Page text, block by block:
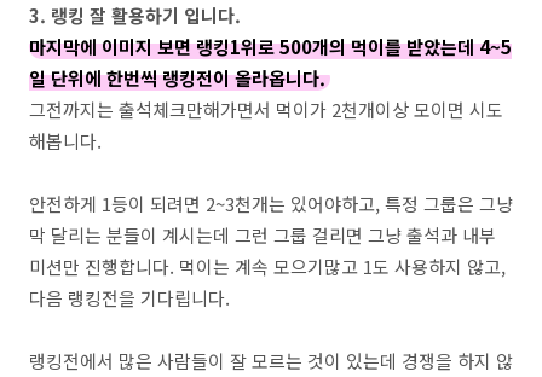
3. 랭킹 잘 활용하기 입니다.
마지막에 이미지 보면 랭킹1위로 500개의 먹이를 받았는데 4~5
일 단위에 한번씩 랭킹전이 올라옵니다.
그전까지는 출석체크만해가면서 먹이가 2천개이상 모이면 시도
해봅니다.
안전하게 1등이 되려면 2~3천개는 있어야하고, 특정 그룹은 그냥
막 달리는 분들이 계시는데 그런 그룹 걸리면 그냥 출석과 내부
미션만 진행합니다. 먹이는 계속 모으기많고 1도 사용하지 않고,
다음 랭킹전을 기다립니다.
랭킹전에서 많은 사람들이 잘 모르는 것이 있는데 경쟁을 하지 않